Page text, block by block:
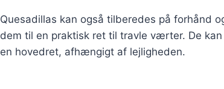
Quesadillas kan også tilberedes på forhånd
dem til en praktisk ret til travle værter. De
en hovedret, afhængigt af lejligheden.